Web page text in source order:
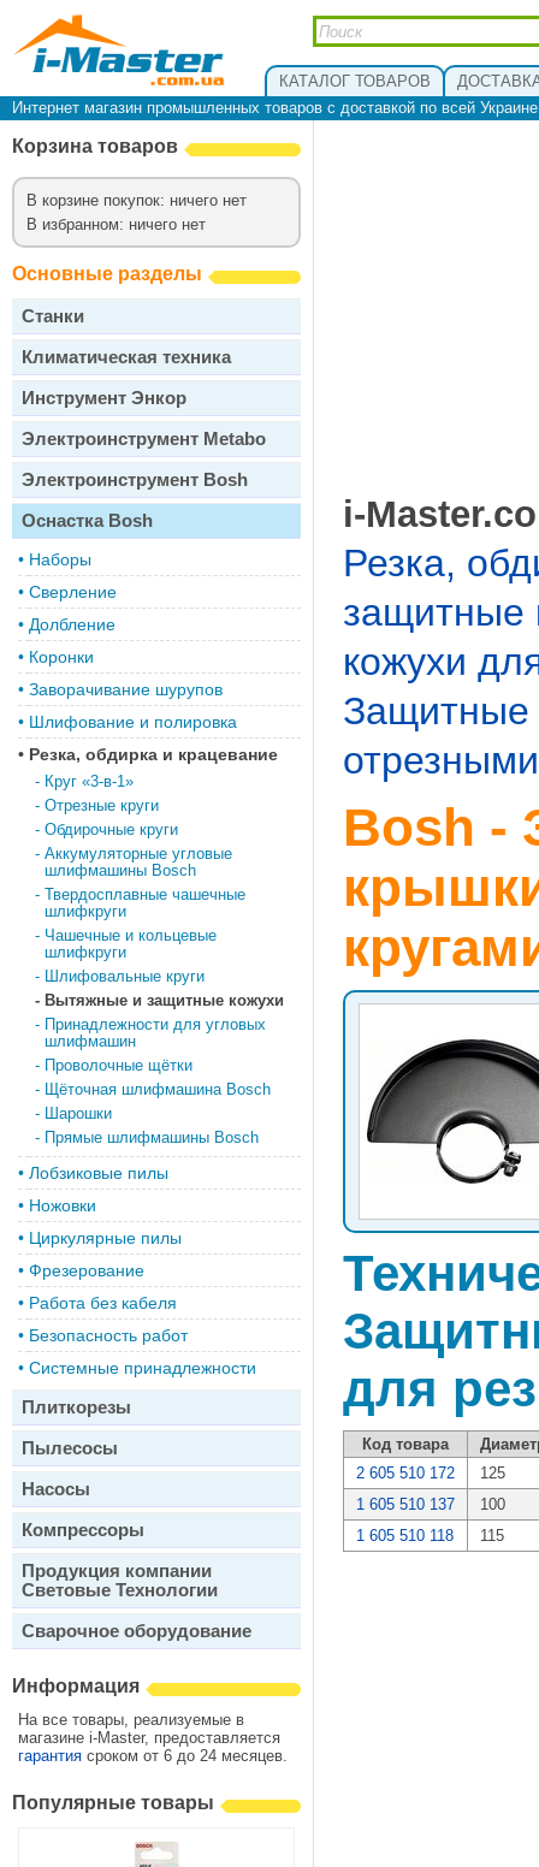
КАТАЛОГ ТОВАРОВ
Интернет магазин промышленных товаров с доставкой по всей
Корзина товаров
В корзине покупок: ничего нет
В избранном: ничего нет
Основные разделы
Станки
Климатическая техника
Инструмент Энкор
Электроинструмент Metabo
Электроинструмент Bosh
Оснастка Bosh
• Наборы
• Сверление
• Долбление
• Коронки
• Заворачивание шурупов
• Шлифование и полировка
• Резка, обдирка и крацевание
- Круг «3-в-1»
- Отрезные круги
- Обдирочные круги
- Аккумуляторные угловые
шлифмашины Bosch
- Твердосплавные чашечные
шлифкруги
- Чашечные и кольцевые
шлифкруги
- Шлифовальные круги
- Вытяжные и защитные кожухи
- Принадлежности для угловых
шлифмашин
- Проволочные щётки
- Щёточная шлифмашина Bosch
- Шарошки
- Прямые шлифмашины Bosch
• Лобзиковые пилы
• Ножовки
• Циркулярные пилы
• Фрезерование
• Работа без кабеля
• Безопасность работ
• Системные принадлежности
Плиткорезы
Пылесосы
Насосы
Компрессоры
Продукция компании
Световые Технологии
Сварочное оборудование
Информация
На все товары, реализуемые в
магазине i-Master, предоставляется
гарантия сроком от 6 до 24 месяцев.
Популярные товары
i-
Резка,
защитные
кожухи
Защитные
Bosh -
для
Код товара
2 605 510 172
125
1 605 510 137
100
1 605 510 118
115